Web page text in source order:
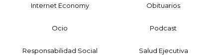
Internet Economy Obituarios
Ocio Podcast
Responsabilidad Social Salud Ejecutiva